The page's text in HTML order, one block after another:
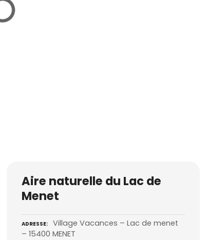
Aire naturelle du Lac de
Menet
ADRESSE
Village Vacances – Lac de menet
– 15400 MENET